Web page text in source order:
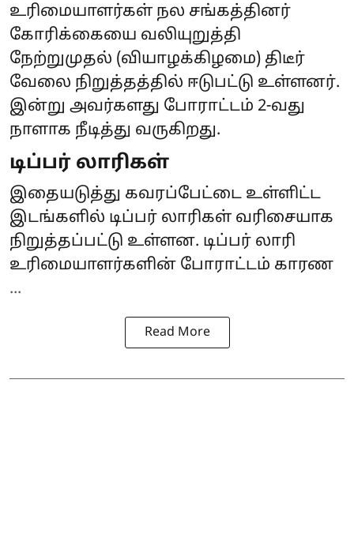
உரிமையாளர்கள் நல சங்கத்தினர்
கோரிக்கையை வலியுறுத்தி
நேற்றுமுதல் (வியாழக்கிழமை) திடீர்
வேலை நிறுத்தத்தில் ஈடுபட்டு உள்ளனர்.
இன்று அவர்களது போராட்டம் 2-வது
நாளாக நீடித்து வருகிறது.
டிப்பர் லாரிகள்
இதையடுத்து கவரப்பேட்டை உள்ளிட்ட
இடங்களில் டிப்பர் லாரிகள் வரிசையாக
நிறுத்தப்பட்டு உள்ளன. டிப்பர் லாரி
உரிமையாளர்களின் போராட்டம் காரண
...
Read More